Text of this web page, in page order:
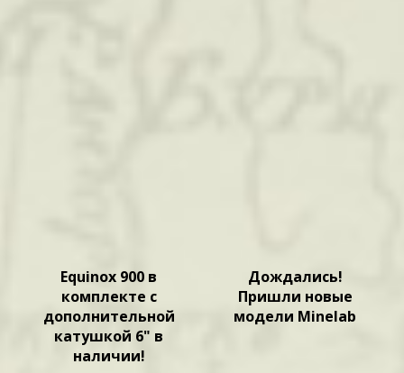
Equinox 900 в
комплекте с
дополнительной
катушкой 6" в
наличии!
Дождались!
Пришли новые
модели Minelab